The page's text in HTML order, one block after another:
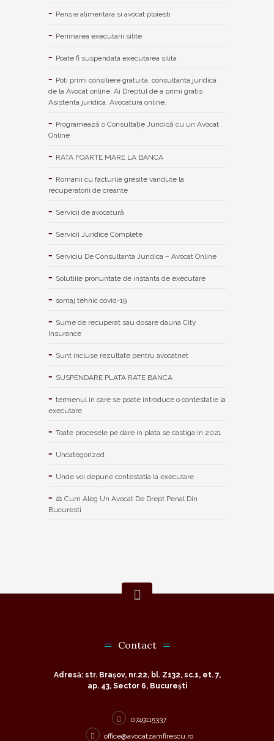
Pensie alimentara si avocat ploiesti
Perimarea executarii silite
Poate fi suspendata executarea silita
Poti primi consiliere gratuita, consultanta juridica
de la Avocat online. Ai Dreptul de a primi gratis
Asistenta juridica. Avocatura online.
Programează o Consultație Juridică cu un Avocat
Online
RATA FOARTE MARE LA BANCA
Romanii cu facturile gresite vandute la
recuperatorii de creante
Servicii de avocatură
Servicii Juridice Complete
Serviciu De Consultanta Juridica – Avocat Online
Solutiile pronuntate de instanta de executare
somaj tehnic covid-19
Sume de recuperat sau dosare dauna City
Insurance
Sunt incluse rezultate pentru avocatnet
SUSPENDARE PLATA RATE BANCA
termenul in care se poate introduce o contestatie la
executare
Toate procesele pe dare in plata se castiga in 2021
Uncategorized
Unde voi depune contestatia la executare
⚖ Cum Aleg Un Avocat De Drept Penal Din
Bucuresti
Contact
Adresă: str. Brașov, nr.22, bl. Z132, sc.1, et. 7,
ap. 43, Sector 6, București
0749115337
office@avocatzamfirescu.ro